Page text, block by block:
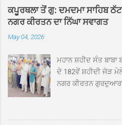
ਕਪੂਰਥਲਾ ਤੋਂ ਗੁ: ਦਮਦਮਾ ਸਾਹਿਬ
ਨਗਰ ਕੀਰਤਨ ਦਾ ਨਿੱਘਾ ਸਵਾਗਤ
May 04, 2026
ਮਹਾਨ ਸ਼ਹੀਦ ਸੰਤ ਬਾਬਾ
ਦੇ 182ਵੇਂ ਸ਼ਹੀਦੀ ਜੋੜ
ਨਗਰ ਕੀਰਤਨ ਗੁਰਦੁਆਰਾ
ਸਰਪ੍ਰਸਤੀ ਹੇਠ, ਪੰਜ
ਮਹੱਲਾ ਸੰਤਪੁਰਾ ਤੋਂ